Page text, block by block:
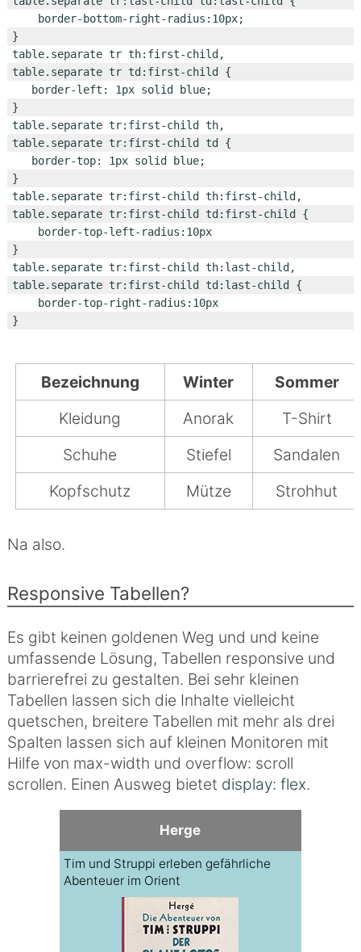
}
table.separate tr th:first-child,
table.separate tr td:first-child {
}
table.separate tr:first-child th,
table.separate tr:first-child td {
}
table.separate tr:first-child th:first-child,
table.separate tr:first-child td:first-child {
}
table.separate tr:first-child th:last-child,
table.separate tr:first-child td:last-child {
Bezeichnung Winter
Sommer
Kleidung
Anorak
T-Shirt
Schuhe
Stiefel
Sandalen
Kopfschutz
Mütze Strohhut
Na also.
Responsive Tabellen?
Es gibt keinen goldenen Weg und und keine
umfassende Lösung, Tabellen responsive und
barrierefrei zu gestalten. Bei sehr kleinen
Tabellen lassen sich die Inhalte vielleicht
quetschen, breitere Tabellen mit mehr als drei
Spalten lassen sich auf kleinen Monitoren mit
Hilfe von max-width und overflow: scroll
scrollen. Einen Ausweg bietet display: flex.
Herge
Tim und Struppi erleben gefährliche
Abenteuer im Orient